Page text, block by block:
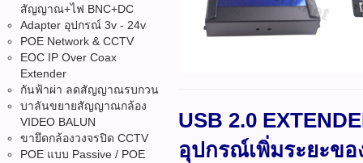
สัญญาณ+ไฟ BNC+DC
Adapter อุปกรณ์ 3v - 24v
POE Network & CCTV
EOC IP Over Coax
Extender
กันฟ้าผ่า ลดสัญญาณรบกวน
บาลันขยายสัญญาณกล้อง
VIDEO BALUN
ขายึดกล้องวงจรปิด CCTV
POE แบบ Passive / POE
USB 2.0
อุปกรณ์เพิ่มระยะข